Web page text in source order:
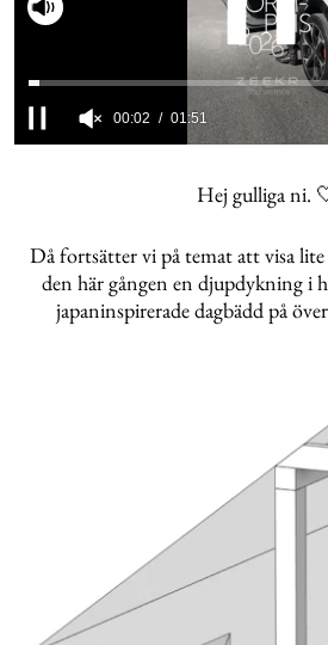
51
seconds
Hej gulliga ni.
Då fortsätter vi på temat att visa
den här gången en djupdykning i
japaninspirerade dagbädd på